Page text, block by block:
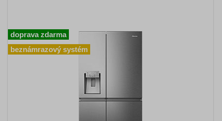
doprava zdarma
beznámrazový systém